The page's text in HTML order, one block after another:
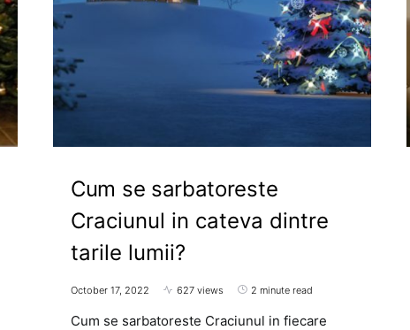
Cum se sarbatoreste
Craciunul in cateva dintre
tarile lumii?
October 17, 2022 627 views 2 minute read
Cum se sarbatoreste Craciunul in fiecare